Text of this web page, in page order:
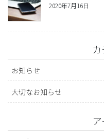
2020年7月16日
お知らせ
大切なお知らせ